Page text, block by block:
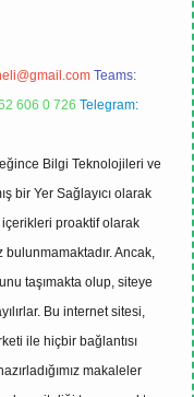
Teams:
606 0 726 Telegram:
Bilgi Teknolojileri ve
bir Yer Sağlayıcı olarak
proaktif olarak
Ancak,
taşımakta olup, siteye
Bu internet sitesi,
ile hiçbir bağlantısı
makaleler